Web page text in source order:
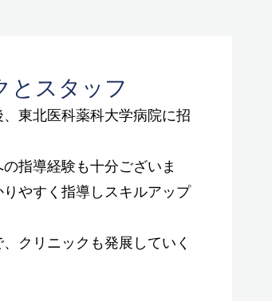
とスタッフ
東北医科薬科大学病院に招
指導経験も十分ございま
やすく指導しスキルアップ
クリニックも発展していく